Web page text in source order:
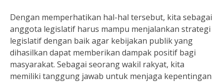
Dengan memperhatikan hal-hal tersebut, kita sebagai
anggota legislatif harus mampu menjalankan strategi
legislatif dengan baik agar kebijakan publik yang
dihasilkan dapat memberikan dampak positif bagi
masyarakat. Sebagai seorang wakil rakyat, kita
memiliki tanggung jawab untuk menjaga kepentingan